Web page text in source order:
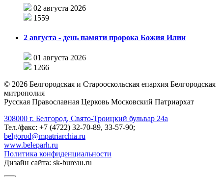
02 августа 2026
1559
2 августа - день памяти пророка Божия Илии
01 августа 2026
1266
© 2026 Белгородская и Старооскольская епархия Белгородская
митрополия
Русская Православная Церковь Московский Патриархат
308000 г. Белгород, Свято-Троицкий бульвар 24а
Тел./факс: +7 (4722) 32-70-89, 33-57-90;
belgorod@mpatriarchia.ru
www.beleparh.ru
Политика конфиденциальности
Дизайн сайта: sk-bureau.ru